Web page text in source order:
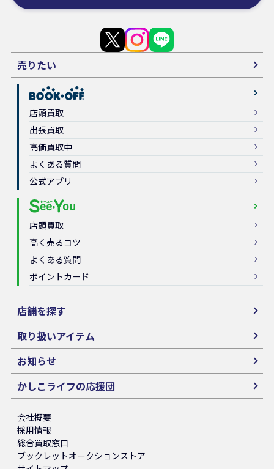
売りたい
店頭買取
出張買取
高価買取中
よくある質問
公式アプリ
店頭買取
高く売るコツ
よくある質問
ポイントカード
店舗を探す
取り扱いアイテム
お知らせ
かしこライフの応援団
会社概要
採用情報
総合買取窓口
ブックレットオークションストア